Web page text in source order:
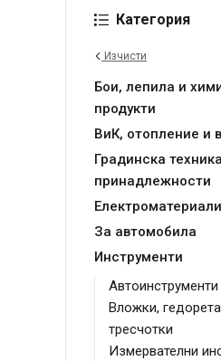
Категория
Изчисти
Бои, лепила и
продукти
ВиК, отопление и
Градинска
принадлежности
Електроматериали
За автомобила
Инструменти
Автоинструменти
Вложки,
тресчотки
Измервателни